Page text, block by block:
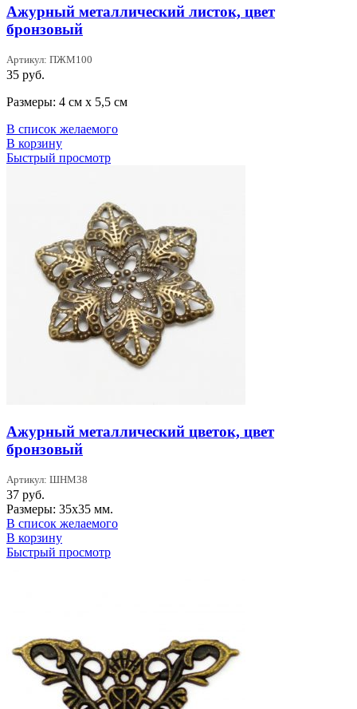
Ажурный металлический листок, цвет
бронзовый
Артикул: ПЖМ100
35 руб.
Размеры: 4 см х 5,5 см
В список желаемого
В корзину
Быстрый просмотр
Ажурный металлический цветок, цвет
бронзовый
Артикул: ШНМ38
37 руб.
Размеры: 35х35 мм.
В список желаемого
В корзину
Быстрый просмотр